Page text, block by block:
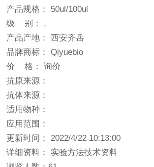
产品规格： 50ul/100ul
级 别： ,
产品产地： 西安齐岳
品牌商标： Qiyuebio
价 格： 询价
抗原来源：
抗体来源：
适用物种：
应用范围：
更新时间： 2022/4/22 10:13:00
详细资料： 实验方法技术资料